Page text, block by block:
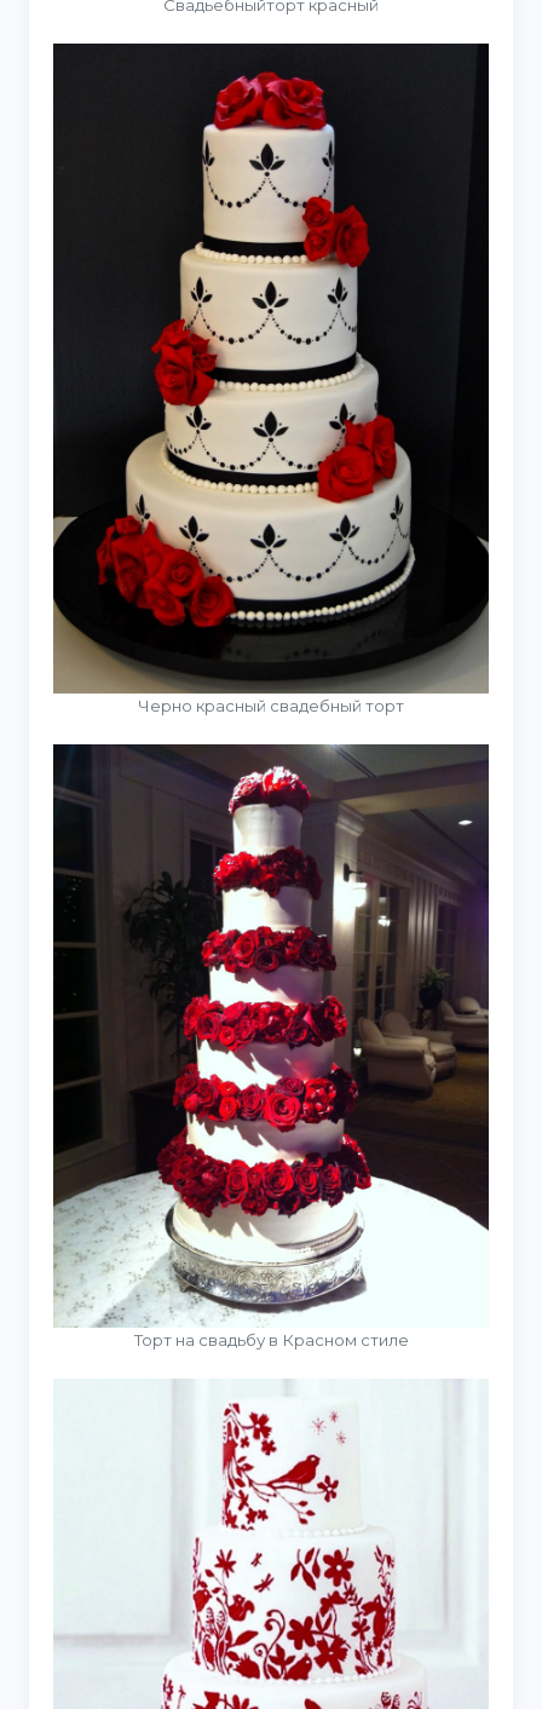
Свадьебныйторт красный
Черно красный свадебный торт
Торт на свадьбу в Красном стиле